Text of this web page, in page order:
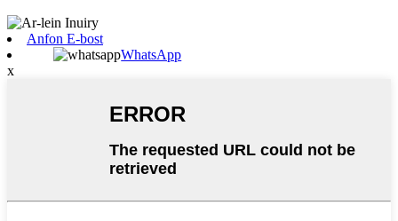
Anfon E-bost
WhatsApp
x